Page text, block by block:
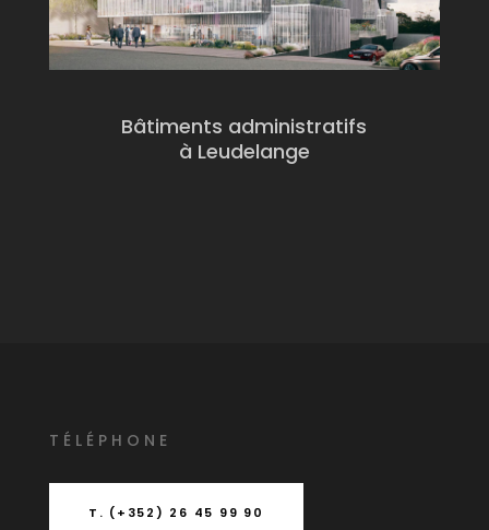
Bâtiments administratifs
à Leudelange
T É L É PHONE
T. (+352) 26 45 99 90